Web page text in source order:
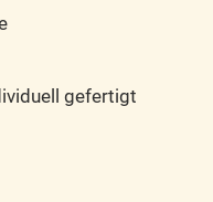
gefertigt